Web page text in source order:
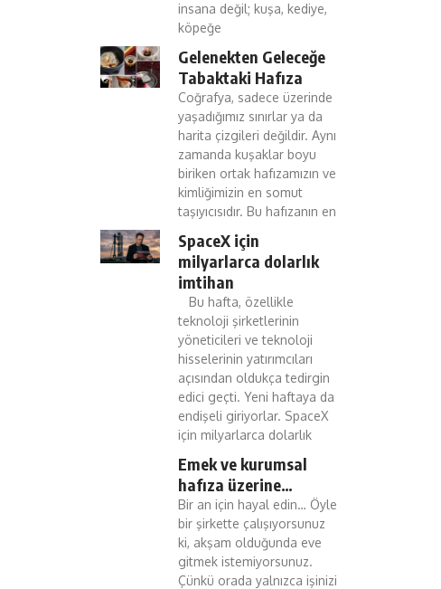
insana değil; kuşa, kediye,
köpeğe
Gelenekten Geleceğe
Tabaktaki Hafıza
Coğrafya, sadece üzerinde
yaşadığımız sınırlar ya da
harita çizgileri değildir. Aynı
zamanda kuşaklar boyu
biriken ortak hafızamızın ve
kimliğimizin en somut
taşıyıcısıdır. Bu hafızanın en
SpaceX için
milyarlarca dolarlık
imtihan
Bu hafta, özellikle
teknoloji şirketlerinin
yöneticileri ve teknoloji
hisselerinin yatırımcıları
açısından oldukça tedirgin
edici geçti. Yeni haftaya da
endişeli giriyorlar. SpaceX
için milyarlarca dolarlık
Emek ve kurumsal
hafıza üzerine…
Bir an için hayal edin… Öyle
bir şirkette çalışıyorsunuz
ki, akşam olduğunda eve
gitmek istemiyorsunuz.
Çünkü orada yalnızca işinizi